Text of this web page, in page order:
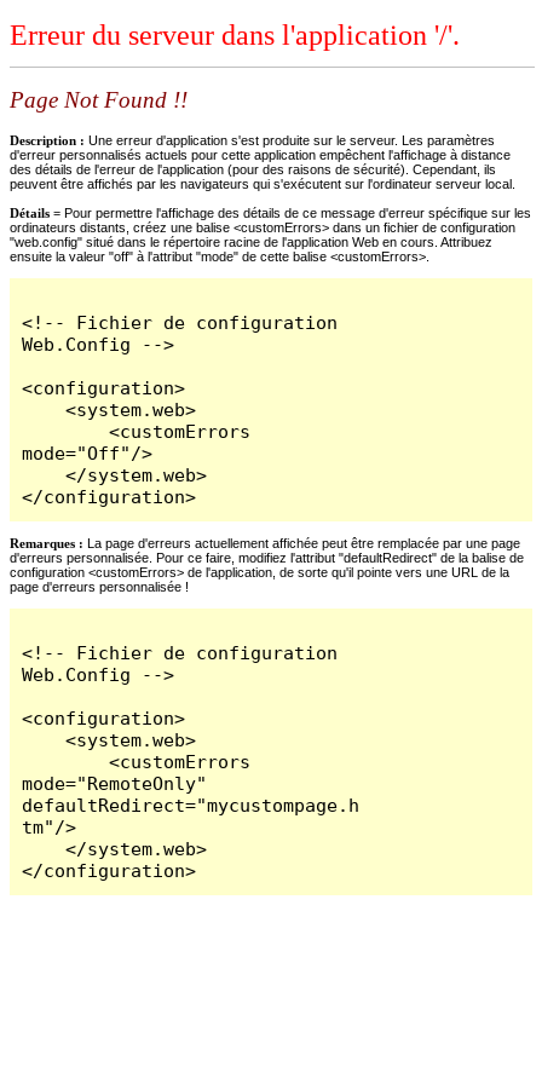
Erreur du serveur dans l'application '/'.
Page Not Found !!
Description : Une erreur d'application s'est produite sur le serveur. Les paramètres
d'erreur personnalisés actuels pour cette application empêchent l'affichage à distance
des détails de l'erreur de l'application (pour des raisons de sécurité). Cependant, ils
peuvent être affichés par les navigateurs qui s'exécutent sur l'ordinateur serveur local.
Détails = Pour permettre l'affichage des détails de ce message d'erreur spécifique sur les
ordinateurs distants, créez une balise <customErrors> dans un fichier de configuration
"web.config" situé dans le répertoire racine de l'application Web en cours. Attribuez
ensuite la valeur "off" à l'attribut "mode" de cette balise <customErrors>.
<!-- Fichier de configuration
Web.Config -->
<configuration>
    <system.web>
        <customErrors
mode="Off"/>
    </system.web>
</configuration>
Remarques : La page d'erreurs actuellement affichée peut être remplacée par une page
d'erreurs personnalisée. Pour ce faire, modifiez l'attribut "defaultRedirect" de la balise de
configuration <customErrors> de l'application, de sorte qu'il pointe vers une URL de la
page d'erreurs personnalisée !
<!-- Fichier de configuration
Web.Config -->
<configuration>
    <system.web>
        <customErrors
mode="RemoteOnly"
defaultRedirect="mycustompage.h
tm"/>
    </system.web>
</configuration>